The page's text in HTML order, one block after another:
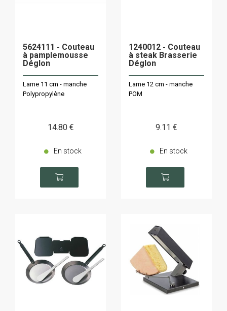
5624111 - Couteau
à pamplemousse
Déglon
Lame 11 cm - manche
Polypropylène
14.80 €
En stock
1240012 - Couteau
à steak Brasserie
Déglon
Lame 12 cm - manche
POM
9.11 €
En stock